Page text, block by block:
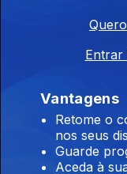
Entrar
Vantagens
Retome o
nos seus
Guarde
Aceda à